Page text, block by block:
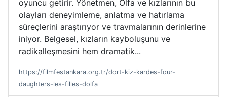
oyuncu getirir. Yönetmen, Olfa ve kızlarının bu
olayları deneyimleme, anlatma ve hatırlama
süreçlerini araştırıyor ve travmalarının derinlerine
iniyor. Belgesel, kızların kayboluşunu ve
radikalleşmesini hem dramatik...
https://filmfestankara.org.tr/dort-kiz-kardes-four-
daughters-les-filles-dolfa